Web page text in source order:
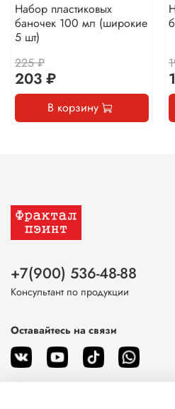
Набор пластиковых
баночек 100 мл (широкие
5 шт)
225 ₽
203 ₽
В корзину
+7(900) 536-48-88
Консультант по продукции
Оставайтесь на связи